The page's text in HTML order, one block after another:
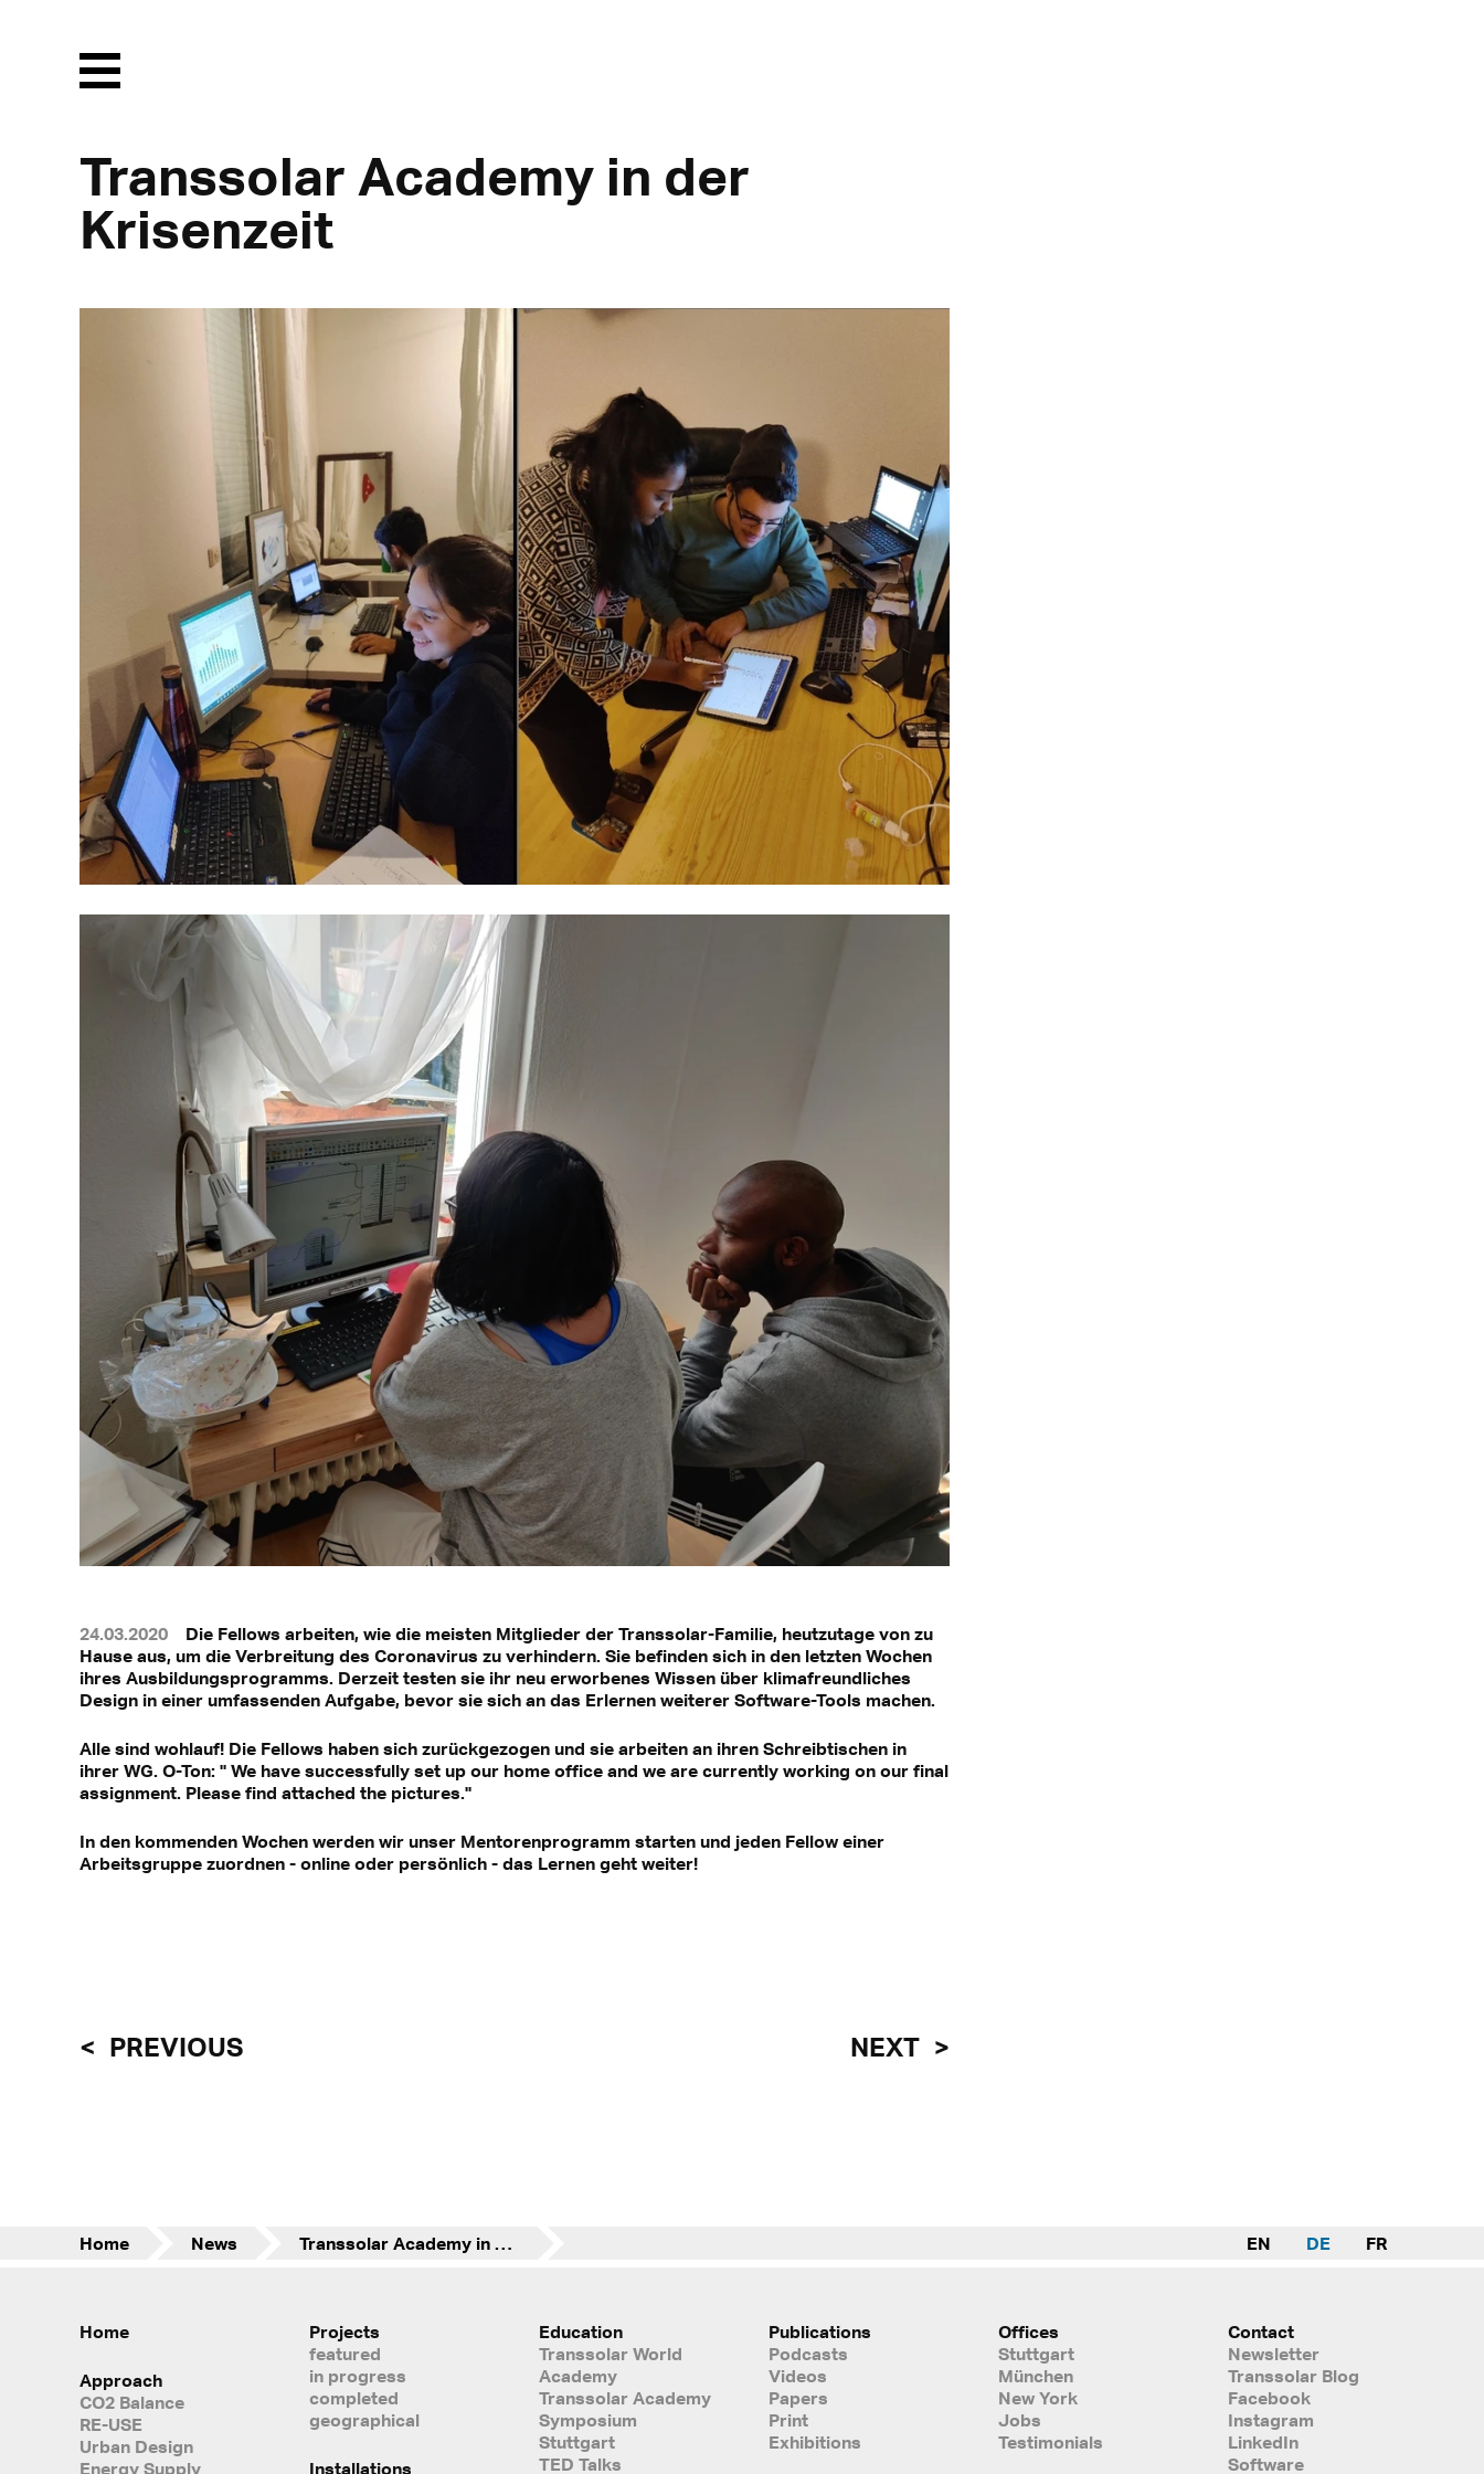
Menu
Transsolar Academy in der
Krisenzeit
24.03.2020
Die Fellows arbeiten, wie die meisten Mitglieder der Transsolar-Familie, heutzutage von zu
Hause aus, um die Verbreitung des Coronavirus zu verhindern. Sie befinden sich in den letzten Wochen
ihres Ausbildungsprogramms. Derzeit testen sie ihr neu erworbenes Wissen über klimafreundliches
Design in einer umfassenden Aufgabe, bevor sie sich an das Erlernen weiterer Software-Tools machen.
Alle sind wohlauf! Die Fellows haben sich zurückgezogen und sie arbeiten an ihren Schreibtischen in
ihrer WG. O-Ton: " We have successfully set up our home office and we are currently working on our final
assignment. Please find attached the pictures."
In den kommenden Wochen werden wir unser Mentorenprogramm starten und jeden Fellow einer
Arbeitsgruppe zuordnen - online oder persönlich - das Lernen geht weiter!
PREVIOUS NEXT
Home News Transsolar Academy in der Krisenzeit EN DE FR
Home
Approach
CO2 Balance
RE-USE
Urban Design
Energy Supply
Projects
featured
in progress
completed
geographical
Installations
Education
Transsolar World
Academy
Transsolar Academy
Symposium
Stuttgart
TED Talks
Publications
Podcasts
Videos
Papers
Print
Exhibitions
Offices
Stuttgart
München
New York
Jobs
Testimonials
Contact
Newsletter
Transsolar Blog
Facebook
Instagram
LinkedIn
Software